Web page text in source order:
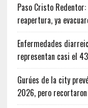
Paso Cristo
reapertura, ya
Enfermedades
representan casi el
Gurúes de la city
2026, pero